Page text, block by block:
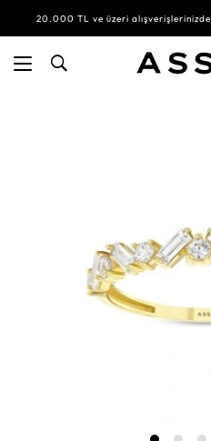
20.000 TL ve üzeri alışverişlerinizde